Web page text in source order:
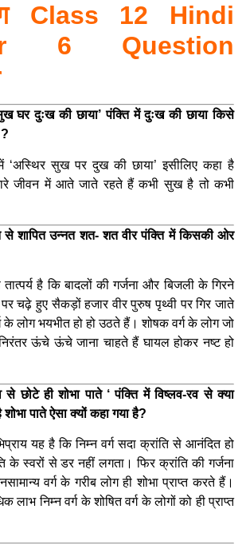
Class 12 Hindi
6 Question
घर दुःख की छाया’ पंक्ति में दुःख की छाया किसे
‘अस्थिर सुख पर दुख की छाया’ इसीलिए कहा है
जीवन में आते जाते रहते हैं कभी सुख है तो कभी
से शापित उन्नत शत- शत वीर पंक्ति में किसकी ओर
है कि बादलों की गर्जना और बिजली के गिरने
चढ़े हुए सैकड़ों हजार वीर पुरुष पृथ्वी पर गिर जाते
के लोग भयभीत हो हो उठते हैं। शोषक वर्ग के लोग जो
ऊंचे ऊंचे जाना चाहते हैं घायल होकर नष्ट हो
से छोटे ही शोभा पाते ‘ पंक्ति में विष्लव-रव से क्या
शोभा पाते ऐसा क्यों कहा गया है?
यह है कि निम्न वर्ग सदा क्रांति से आनंदित हो
के स्वरों से डर नहीं लगता। फिर क्रांति की गर्जना
वर्ग के गरीब लोग ही शोभा प्राप्त करते हैं।
लाभ निम्न वर्ग के शोषित वर्ग के लोगों को ही प्राप्त